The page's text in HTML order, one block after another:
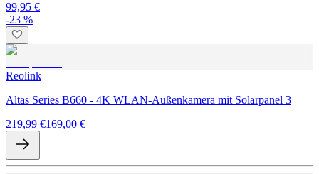
99,95 €
-23 %
Reolink
Altas Series B660 - 4K WLAN-Außenkamera mit Solarpanel 3
219,99 €169,00 €